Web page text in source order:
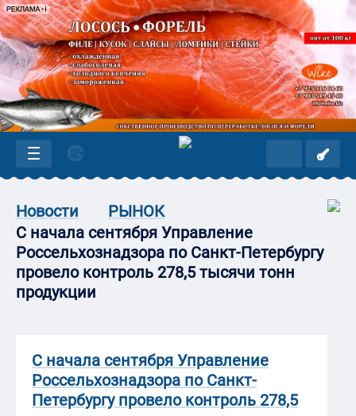
Новости
РЫНОК
С начала сентября Управление
Россельхознадзора по Санкт-Петербургу
провело контроль 278,5 тысячи тонн
продукции
С начала сентября Управление
Россельхознадзора по Санкт-
Петербургу провело контроль 278,5